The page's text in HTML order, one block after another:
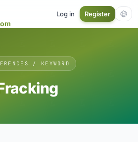
Log in Register
/ KEYWORD